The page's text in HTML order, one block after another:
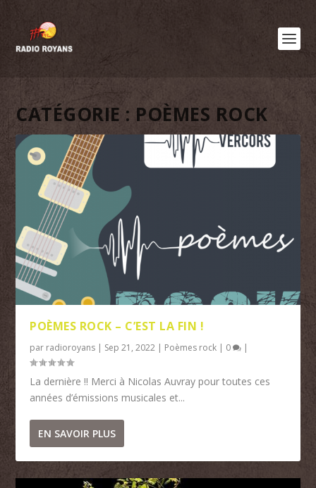
CATÉGORIE : POÈMES ROCK
POÈMES ROCK – C’EST LA FIN !
par radioroyans | Sep 21, 2022 | Poèmes rock | 0 |
La dernière !! Merci à Nicolas Auvray pour toutes ces
années d’émissions musicales et...
EN SAVOIR PLUS